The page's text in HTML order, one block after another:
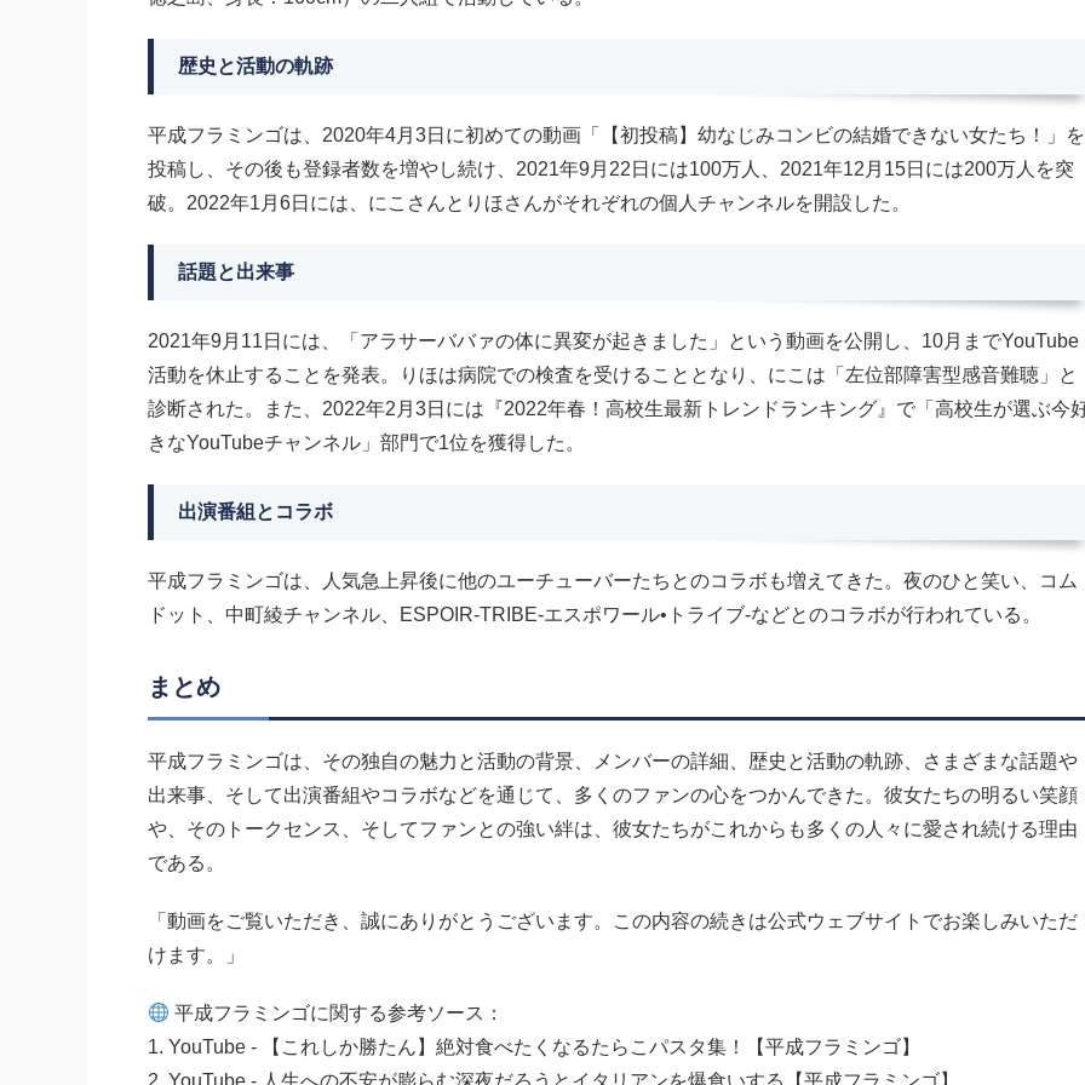
歴史と活動の軌跡
平成フラミンゴは、2020年4月3日に初めての動画「【初投稿】幼なじみコンビの結婚できない女たち！」を
投稿し、その後も登録者数を増やし続け、2021年9月22日には100万人、2021年12月15日には200万人を突
破。2022年1月6日には、にこさんとりほさんがそれぞれの個人チャンネルを開設した。
話題と出来事
2021年9月11日には、「アラサーババァの体に異変が起きました」という動画を公開し、10月までYouTube
活動を休止することを発表。りほは病院での検査を受けることとなり、にこは「左位部障害型感音難聴」と
診断された。また、2022年2月3日には『2022年春！高校生最新トレンドランキング』で「高校生が選ぶ今
きなYouTubeチャンネル」部門で1位を獲得した。
出演番組とコラボ
平成フラミンゴは、人気急上昇後に他のユーチューバーたちとのコラボも増えてきた。夜のひと笑い、コム
ドット、中町綾チャンネル、ESPOIR-TRIBE-エスポワール•トライブ-などとのコラボが行われている。
まとめ
平成フラミンゴは、その独自の魅力と活動の背景、メンバーの詳細、歴史と活動の軌跡、さまざまな話題や
出来事、そして出演番組やコラボなどを通じて、多くのファンの心をつかんできた。彼女たちの明るい笑顔
や、そのトークセンス、そしてファンとの強い絆は、彼女たちがこれからも多くの人々に愛され続ける理由
である。
「動画をご覧いただき、誠にありがとうございます。この内容の続きは公式ウェブサイトでお楽しみいただ
けます。」
平成フラミンゴに関する参考ソース：
1. YouTube - 【これしか勝たん】絶対食べたくなるたらこパスタ集！【平成フラミンゴ】
2. YouTube - 人生への不安が膨らむ深夜だろうとイタリアンを爆食いする【平成フラミンゴ】